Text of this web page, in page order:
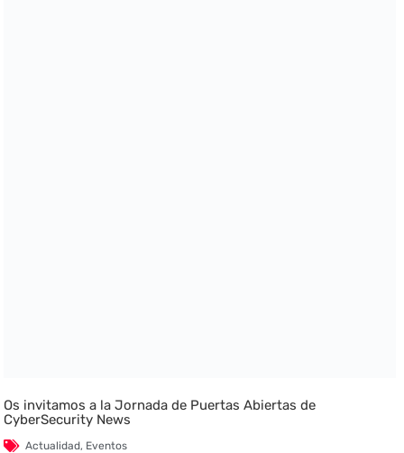
Os invitamos a la Jornada de Puertas Abiertas de
CyberSecurity News
Actualidad, Eventos